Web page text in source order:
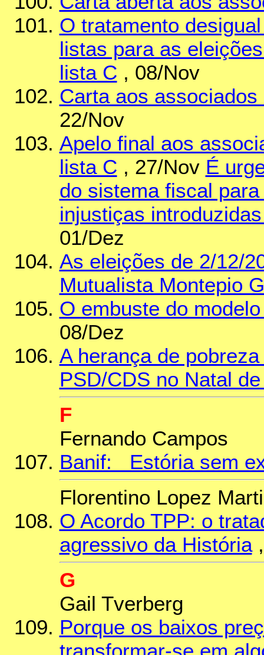
O tratamento
listas para as
lista C , 08/Nov
Carta aos
22/Nov
Apelo final aos
lista C , 27/Nov É
do sistema fiscal
injustiças
01/Dez
As eleições de 2/12/
Mutualista Montepio
O embuste do
08/Dez
A herança de
PSD/CDS no Natal
F
Fernando Campos
Banif: Estória sem
Florentino Lopez
O Acordo TPP: o
agressivo da História,
G
Gail Tverberg
Porque os baixos